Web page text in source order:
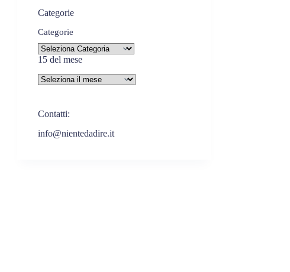
Categorie
Categorie
15 del mese
Contatti:
info@nientedadire.it